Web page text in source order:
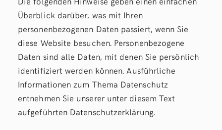
Überblick darüber, was mit Ihren
personenbezogenen Daten passiert, wenn Sie
diese Website besuchen. Personenbezogene
Daten sind alle Daten, mit denen Sie persönlich
identifiziert werden können. Ausführliche
Informationen zum Thema Datenschutz
entnehmen Sie unserer unter diesem Text
aufgeführten Datenschutzerklärung.